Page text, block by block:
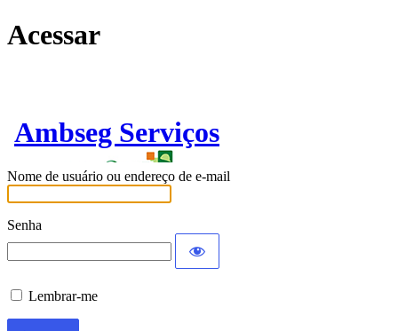
Acessar
Ambseg Serviços
Nome de usuário ou endereço de e-mail
Senha
Lembrar-me